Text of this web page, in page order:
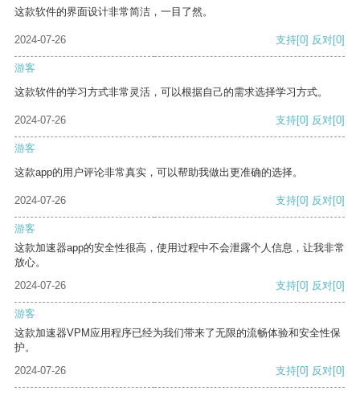
这款软件的界面设计非常简洁，一目了然。
2024-07-26 支持[0] 反对[0]
游客
这款软件的学习方式非常灵活，可以根据自己的需求选择学习方式。
2024-07-26 支持[0] 反对[0]
游客
这款app的用户评论非常真实，可以帮助我做出更准确的选择。
2024-07-26 支持[0] 反对[0]
游客
这款加速器app的安全性很高，使用过程中不会泄露个人信息，让我非常
放心。
2024-07-26
支持[0] 反对[0]
游客
这款加速器VPM应用程序已经为我们带来了无限的流畅体验和安全性保
护。
2024-07-26
支持[0] 反对[0]